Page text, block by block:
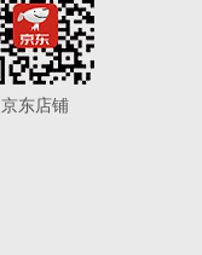
京东店铺